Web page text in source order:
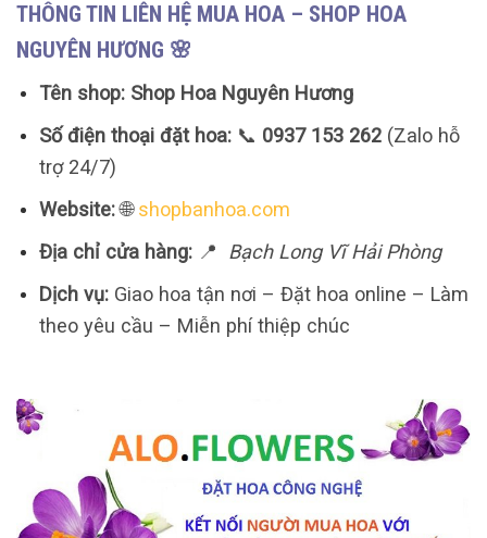
THÔNG TIN LIÊN HỆ MUA HOA – SHOP HOA
NGUYÊN HƯƠNG 🌸
Tên shop: Shop Hoa Nguyên Hương
Số điện thoại đặt hoa:📞 0937 153 262(Zalo hỗ
trợ 24/7)
Website:🌐shopbanhoa.com
Địa chỉ cửa hàng:📍
Bạch Long Vĩ Hải Phòng
Dịch vụ:Giao hoa tận nơi – Đặt hoa online – Làm
theo yêu cầu – Miễn phí thiệp chúc